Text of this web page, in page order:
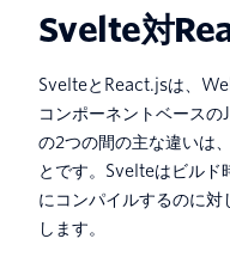
Svelte対
SvelteとReact.jsは、
コンポーネントベース
の2つの間の主な違いは
とです。Svelteはビル
にコンパイルするのに
します。